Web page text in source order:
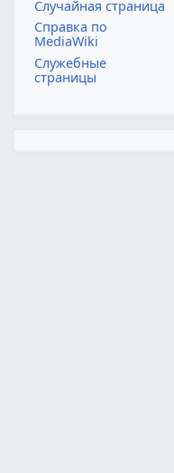
Случайная страница
Справка по
MediaWiki
Служебные
страницы